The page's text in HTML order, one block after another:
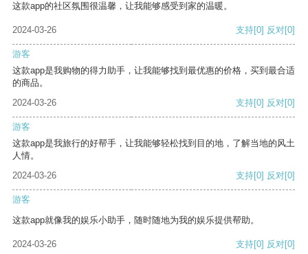
这款app的社区氛围很温馨，让我能够感受到家的温暖。
2024-03-26 支持[0] 反对[0]
游客
这款app是我购物的得力助手，让我能够找到最优惠的价格，买到最合适
的商品。
2024-03-26
支持[0] 反对[0]
游客
这款app是我旅行的好帮手，让我能够轻松找到目的地，了解当地的风土
人情。
2024-03-26
支持[0] 反对[0]
游客
这款app就像我的娱乐小助手，随时随地为我的娱乐提供帮助。
2024-03-26 支持[0] 反对[0]